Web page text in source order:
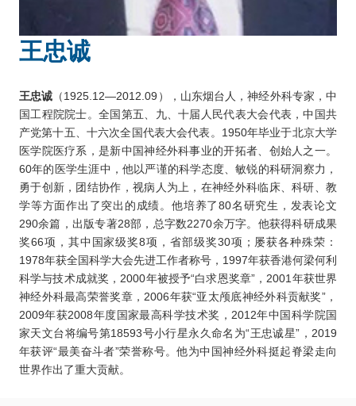
王忠诚
王忠诚 （1925.12—2012.09），山东烟台人，神经外科专家，中
国工程院院士。全国第五、九、十届人民代表大会代表，中国共
产党第十五、十六次全国代表大会代表。1950年毕业于北京大学
医学院医疗系，是新中国神经外科事业的开拓者、创始人之一。
60年的医学生涯中，他以严谨的科学态度、敏锐的科研洞察力，
勇于创新，团结协作，视病人为上，在神经外科临床、科研、教
学等方面作出了突出的成绩。他培养了80名研究生，发表论文
290余篇，出版专著28部，总字数2270余万字。他获得科研成果
奖66项，其中国家级奖8项，省部级奖30项；屡获各种殊荣：
1978年获全国科学大会先进工作者称号，1997年获香港何梁何利
科学与技术成就奖，2000年被授予“白求恩奖章”，2001年获世界
神经外科最高荣誉奖章，2006年获“亚太颅底神经外科贡献奖”，
2009年获2008年度国家最高科学技术奖，2012年中国科学院国
家天文台将编号第18593号小行星永久命名为“王忠诚星”，2019
年获评“最美奋斗者”荣誉称号。他为中国神经外科挺起脊梁走向
世界作出了重大贡献。